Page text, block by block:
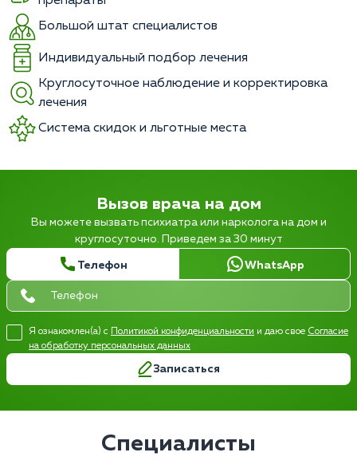
Большой штат специалистов
Индивидуальный подбор лечения
Круглосуточное наблюдение и корректировка
лечения
Система скидок и льготные места
Вызов врача на дом
Вы можете вызвать психиатра или нарколога на дом и
круглосуточно. Приведем за 30 минут
Телефон WhatsApp
Я ознакомлен(а) с Политикой конфиденциальности и даю свое Согласие
на обработку персональных данных
Записаться
Специалисты